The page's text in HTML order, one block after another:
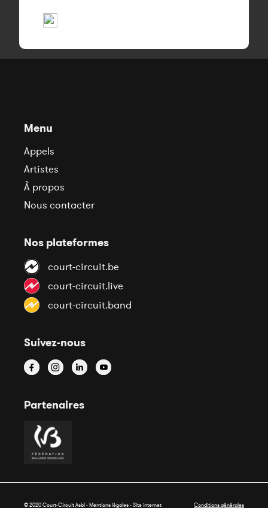
Menu
Appels
Artistes
À propos
Nous contacter
Nos plateformes
court-circuit.be
court-circuit.live
court-circuit.band
Suivez-nous
Partenaires
© 2020 Court-Circuit Asbl - Mentions légales - Site internet Conditions générales